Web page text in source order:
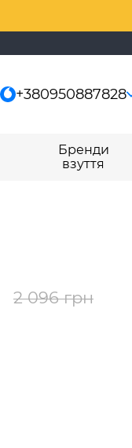
+380950887828
Бренди
взуття
2 096 грн